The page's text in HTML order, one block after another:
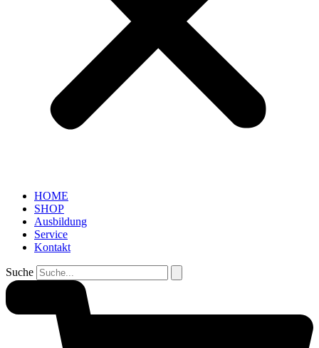
HOME
SHOP
Ausbildung
Service
Kontakt
Suche